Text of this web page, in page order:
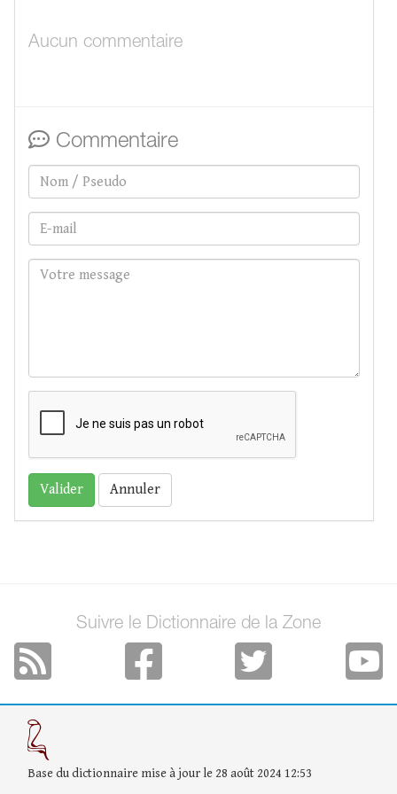
Aucun commentaire
Commentaire
Annuler
Suivre le Dictionnaire de la Zone
Base du dictionnaire mise à jour le 28 août 2024 12:53